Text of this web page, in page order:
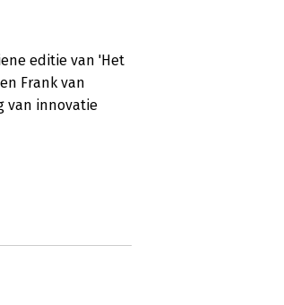
editie van 'Het
Frank van
van innovatie
land ooit een